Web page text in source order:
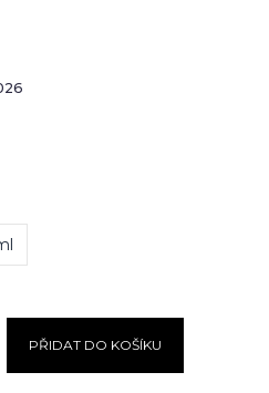
PŘIDAT DO KOŠÍKU